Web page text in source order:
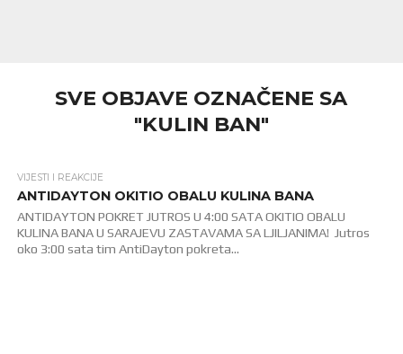
SVE OBJAVE OZNAČENE SA
"KULIN BAN"
VIJESTI I REAKCIJE
ANTIDAYTON OKITIO OBALU KULINA BANA
ANTIDAYTON POKRET JUTROS U 4:00 SATA OKITIO OBALU
KULINA BANA U SARAJEVU ZASTAVAMA SA LJILJANIMA! Jutros
oko 3:00 sata tim AntiDayton pokreta...